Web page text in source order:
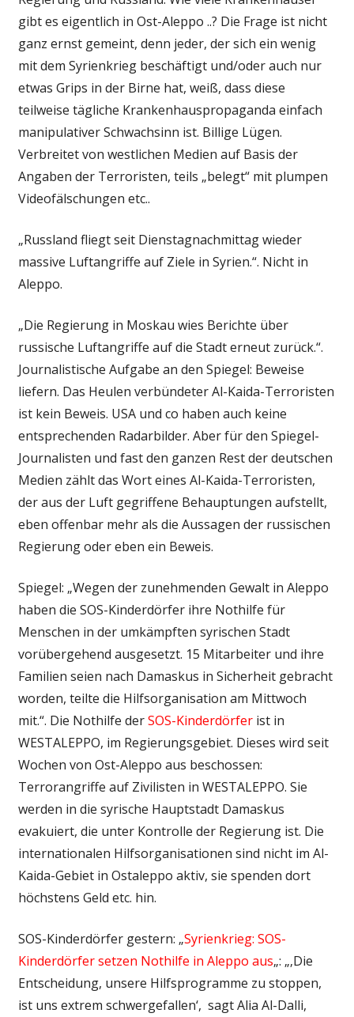
gibt es eigentlich in Ost-Aleppo ..? Die Frage ist nicht
ganz ernst gemeint, denn jeder, der sich ein wenig
mit dem Syrienkrieg beschäftigt und/oder auch nur
etwas Grips in der Birne hat, weiß, dass diese
teilweise tägliche Krankenhauspropaganda einfach
manipulativer Schwachsinn ist. Billige Lügen.
Verbreitet von westlichen Medien auf Basis der
Angaben der Terroristen, teils „belegt“ mit plumpen
Videofälschungen etc..
„Russland fliegt seit Dienstagnachmittag wieder
massive Luftangriffe auf Ziele in Syrien.“. Nicht in
Aleppo.
„Die Regierung in Moskau wies Berichte über
russische Luftangriffe auf die Stadt erneut zurück.“.
Journalistische Aufgabe an den Spiegel: Beweise
liefern. Das Heulen verbündeter Al-Kaida-Terroristen
ist kein Beweis. USA und co haben auch keine
entsprechenden Radarbilder. Aber für den Spiegel-
Journalisten und fast den ganzen Rest der deutschen
Medien zählt das Wort eines Al-Kaida-Terroristen,
der aus der Luft gegriffene Behauptungen aufstellt,
eben offenbar mehr als die Aussagen der russischen
Regierung oder eben ein Beweis.
Spiegel: „Wegen der zunehmenden Gewalt in Aleppo
haben die SOS-Kinderdörfer ihre Nothilfe für
Menschen in der umkämpften syrischen Stadt
vorübergehend ausgesetzt. 15 Mitarbeiter und ihre
Familien seien nach Damaskus in Sicherheit gebracht
worden, teilte die Hilfsorganisation am Mittwoch
mit.“. Die Nothilfe derSOS-Kinderdörferist in
WESTALEPPO, im Regierungsgebiet. Dieses wird seit
Wochen von Ost-Aleppo aus beschossen:
Terrorangriffe auf Zivilisten in WESTALEPPO. Sie
werden in die syrische Hauptstadt Damaskus
evakuiert, die unter Kontrolle der Regierung ist. Die
internationalen Hilfsorganisationen sind nicht im Al-
Kaida-Gebiet in Ostaleppo aktiv, sie spenden dort
höchstens Geld etc. hin.
SOS-Kinderdörfer gestern: „Syrienkrieg: SOS-
Kinderdörfer setzen Nothilfe in Aleppo aus„: „‚Die
Entscheidung, unsere Hilfsprogramme zu stoppen,
ist uns extrem schwergefallen‘, sagt Alia Al-Dalli,